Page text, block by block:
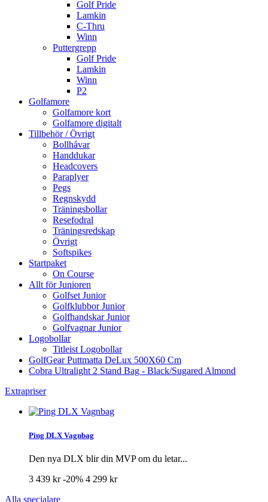
Golf Pride
Lamkin
C-Thru
Winn
Puttergrepp
Golf Pride
Lamkin
Winn
P2
Golfamore
Golfamore kort
Golfamore digitalt
Tillbehör / Övrigt
Bollhåvar
Handdukar
Headcovers
Paraplyer
Pegs
Regnskydd
Träningsbollar
Resefodral
Träningsredskap
Övrigt
Softspikes
Startpaket
On Course
Allt för Junioren
Golfset Junior
Golfklubbor Junior
Golfhandskar Junior
Golfvagnar Junior
Logobollar
Titleist Logobollar
GolfGear Puttmatta DeLux 500X60 Cm
Cobra Ultralight 2 Stand Bag - Black/Sugared Almond
Extrapriser
Ping DLX Vagnbag
Den nya DLX blir din MVP om du letar...
3 439 kr-20% 4 299 kr
Alla specialare